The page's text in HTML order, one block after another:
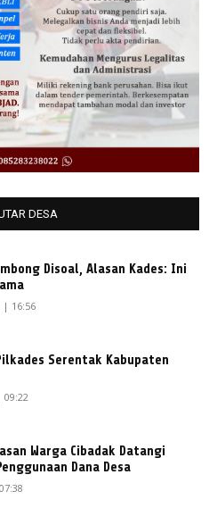
DESA
Disoal, Alasan Kades: Ini
| 16:56
Serentak Kabupaten
09:22
Warga Cibadak Datangi
Dana Desa